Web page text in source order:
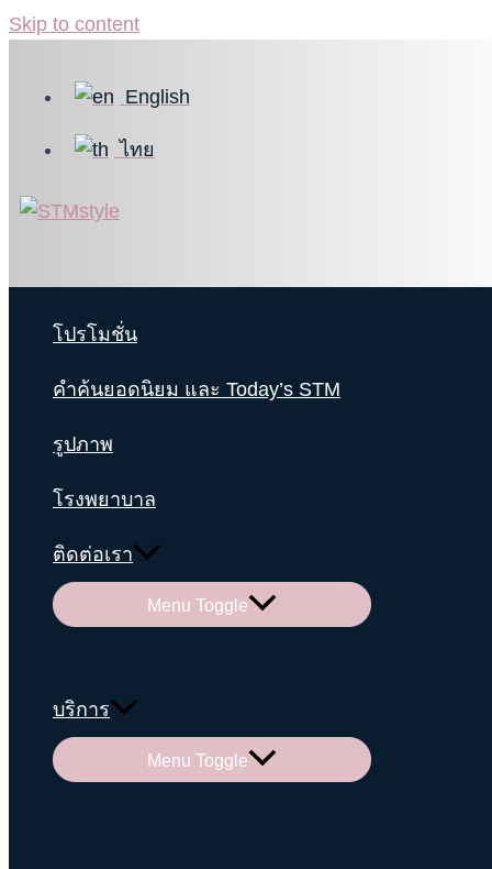
Skip to content
English
ไทย
โปรโมชั่น
คำค้นยอดนิยม และ Today’s STM
รูปภาพ
โรงพยาบาล
ติดต่อเรา
Menu Toggle
บริการ
Menu Toggle